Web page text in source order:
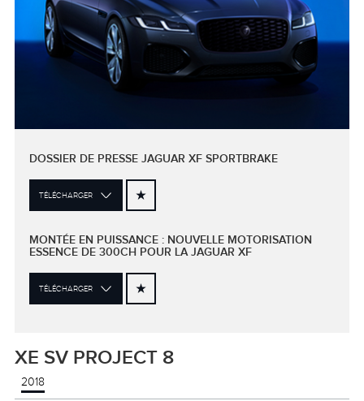
DOSSIER DE PRESSE JAGUAR XF SPORTBRAKE
TÉLÉCHARGER
MONTÉE EN PUISSANCE : NOUVELLE MOTORISATION
ESSENCE DE 300CH POUR LA JAGUAR XF
TÉLÉCHARGER
XE SV PROJECT 8
2018